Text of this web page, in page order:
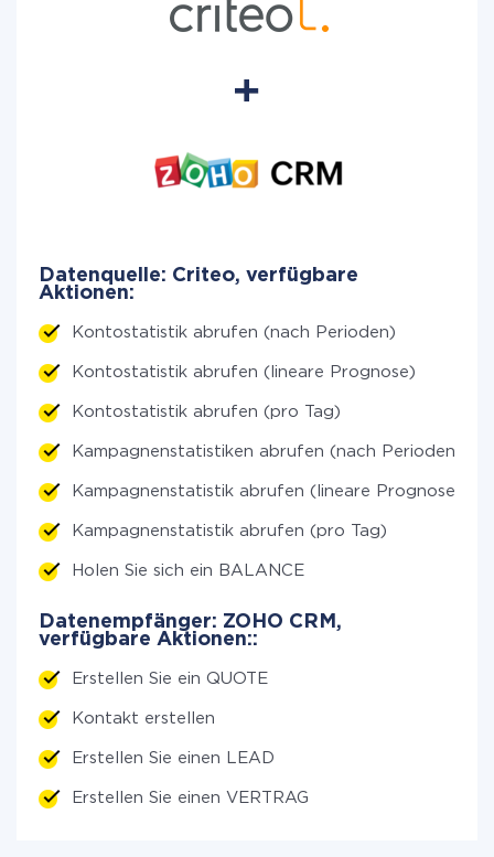
Datenquelle: Criteo, verfügbare
Aktionen:
Kontostatistik abrufen (nach Perioden)
Kontostatistik abrufen (lineare Prognose)
Kontostatistik abrufen (pro Tag)
Kampagnenstatistiken abrufen (nach Perioden)
Kampagnenstatistik abrufen (lineare Prognose)
Kampagnenstatistik abrufen (pro Tag)
Holen Sie sich ein BALANCE
Datenempfänger: ZOHO CRM,
verfügbare Aktionen::
Erstellen Sie ein QUOTE
Kontakt erstellen
Erstellen Sie einen LEAD
Erstellen Sie einen VERTRAG